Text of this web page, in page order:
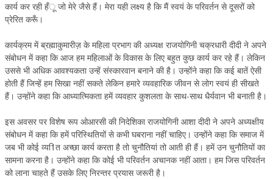
THE WORLD DRAMA
UNDERSTANDING THE SELF
DOWNLOAD
ALL PHOTOS FOR (DOWNLOAD HR)
GALLERY
GYAN SAROVAR (LAKE OF KNOWLEDGE)
कार्य कर रही हँू जो मेरे जैसे हैं। मेरा यही लक्ष्य है कि मैं स्वयं के परिवर्तन से दूसरों को
प्रेरित करूँ।
कार्यक्रम में ब्रह्माकुमारीज़ के महिला प्रभाग की अध्यक्ष राजयोगिनी चक्रधारी दीदी ने अपने
संबोधन में कहा कि आज हम महिलाओं के विकास के लिए बहुत कुछ कार्य कर रहे हैं। लेकिन
उससे भी अधिक आवश्यकता उन्हें संस्कारवान बनाने की है। उन्होंने कहा कि कई बातें ऐसी
होती हैं जिन्हें हम सिखा नहीं सकते लेकिन हमारे व्यवहारिक जीवन से लोग स्वयं ही सीखते
हैं। उन्होंने कहा कि आध्यात्मिकता हमें व्यवहार कुशलता के साथ-साथ धैर्यवान भी बनाती है।
इस अवसर पर विशेष रूप ओआरसी की निदेशिका राजयोगिनी आशा दीदी ने अपने अध्यक्षीय
संबोधन में कहा कि हमें परिस्थितियों से कभी घबराना नहीं चाहिए। उन्होंने कहा कि समाज में
जब भी कोई व्य1ित अच्छा कार्य करता है तो चुनौतियां तो आती ही हैं। हमें उन चुनौतियों का
सामना करना है। उन्होंने कहा कि कोई भी परिवर्तन अचानक नहीं आता। हम जिस परिवर्तन
को लाना चाहते हैं उसके लिए निरन्तर प्रयास जरूरी है।